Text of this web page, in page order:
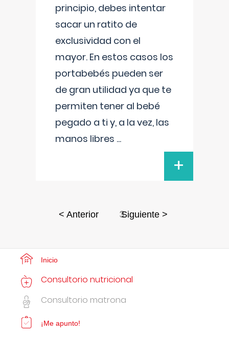
principio, debes intentar
sacar un ratito de
exclusividad con el
mayor. En estos casos los
portabebés pueden ser
de gran utilidad ya que te
permiten tener al bebé
pegado a ti y, a la vez, las
manos libres ...
+
< Anterior 3Siguiente >
Inicio
Consultorio nutricional
Consultorio matrona
¡Me apunto!